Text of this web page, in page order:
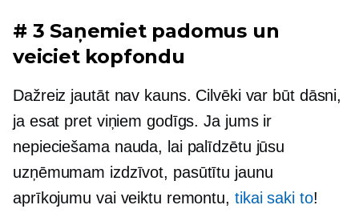
# 3 Saņemiet padomus un
veiciet kopfondu
Dažreiz jautāt nav kauns. Cilvēki var būt dāsni,
ja esat pret viņiem godīgs. Ja jums ir
nepieciešama nauda, ​​lai palīdzētu jūsu
uzņēmumam izdzīvot, pasūtītu jaunu
aprīkojumu vai veiktu remontu, tikai saki to!